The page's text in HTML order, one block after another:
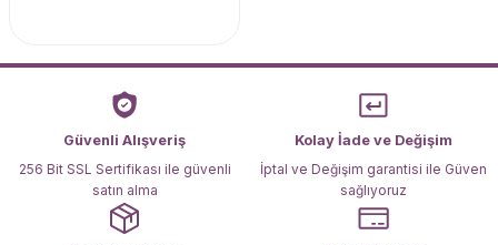
Güvenli Alışveriş
256 Bit SSL Sertifikası ile güvenli
satın alma
Kolay İade ve Değişim
İptal ve Değişim garantisi ile Güven
sağlıyoruz